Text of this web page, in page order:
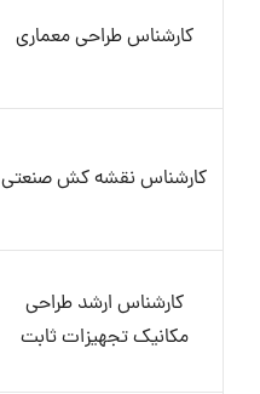
کارشناس طراحی معماری
کارشناس نقشه کش صنعتی
کارشناس ارشد طراحی
مکانیک تجهیزات ثابت